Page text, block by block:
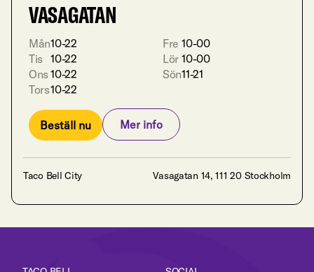
VASAGATAN
Mån
Tis
Ons
Tors
10-22
10-22
10-22
10-22
Fre
Lör
Sön
10-00
10-00
11-21
Beställ nu
Beställ nu
Mer info
Mer info
Taco Bell City Vasagatan 14, 111 20 Stockholm